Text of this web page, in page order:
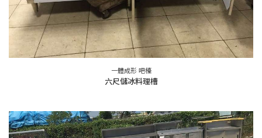
一體成形 吧檯
六尺儲冰料理槽